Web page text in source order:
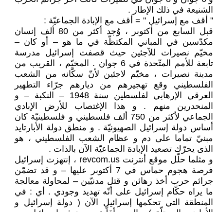
الشنيعة في ذلك الإطار .
" أقف مع إسرائيل " = أقف مع الإبادة الجماعيّة :
قبل السابع من أكتوبر ، وُجد أكثر من 80 ألف إنسان
مكدّسين في المباني المكتظّة في ما هو – أو كان –
مخيّم نصيرات للآجئين حيث قصفت إسرائيل مدرسة
تابعة للأمم المتّحدة في 6 جوان . المخيّم ، القريب من
مدينة نصيرات ، مخيّم لاجئين لأنّ سكّانه من الشعب
الفلسطيني وقع تهجيرهم من ديارهم جرّاء التطهير
العرقي الإرهابي لفلسطين سنة 1948 – النكبة – و
المنحدرين منهم . و هذا الإغتصاب للأرض الإبادي
الجماعي لأكثر من 750 ألف فلسطيني و فلسطينيّة كان
أساس دولة إسرائيل الصهيونيّة . و منطق دولة الأبارتايد
مبنيّ تماما على دم و عظام الشعب الفلسطيني ، هو
الذى يحرّك تصعيد الإبادة الجماعيّة الآن بالذات .
و مثلما حلّل موقع أنترنت revcom.us ، إنتهزت إسرائيل
فرصة هجوم حماس في 7 أكتوبر عليها – و قد تضمّن
جرائم حرب أخذ رهائن و قتل مدنيّين – لمحاولة معالجة
ما يراه حكّام إسرائيل على أنّه تهديد وجودي . أي : في
المنطقة التي تحكمها إسرائيل الآن ( دولة إسرائيل و